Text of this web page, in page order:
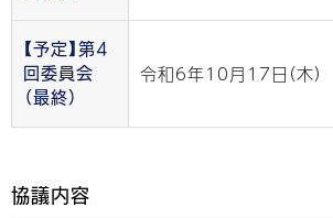
【予定】第4
回委員会
（最終）
令和6年10月17日（木）
協議内容